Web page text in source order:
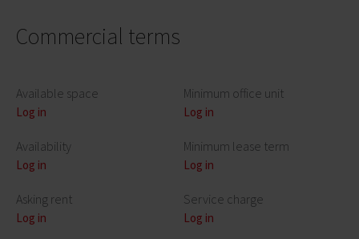
Commercial terms
Available space
Log in
Availability
Log in
Asking rent
Log in
Minimum office unit
Log in
Minimum lease term
Log in
Service charge
Log in